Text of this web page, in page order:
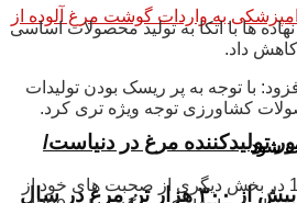
جزء ۱۰ کشور تولیدکننده مرغ در دنیاست/
پتانسیل صادرات بیش از ۳۰۰ هزار تن مرغ در سال
ها با اتکا به تولید محصولات اساسی
با توجه به پر ریسک بودن تولیدات
کشاورزی توجه ویژه تری کرد.
کاندید رئیس جمهوری 1400 در بخش دیگری از صحبت های خود از